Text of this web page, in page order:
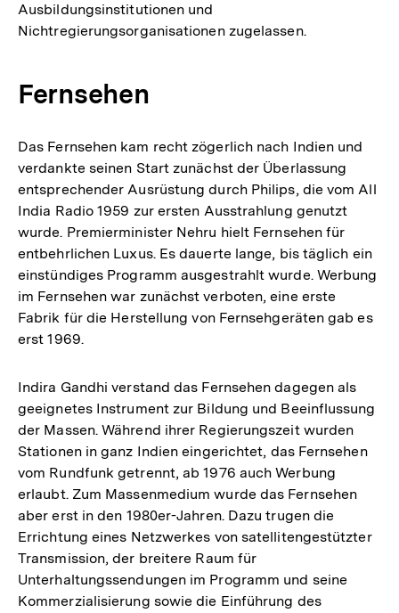
Ausbildungsinstitutionen und
Nichtregierungsorganisationen zugelassen.
Fernsehen
Das Fernsehen kam recht zögerlich nach Indien und
verdankte seinen Start zunächst der Überlassung
entsprechender Ausrüstung durch Philips, die vom All
India Radio 1959 zur ersten Ausstrahlung genutzt
wurde. Premierminister Nehru hielt Fernsehen für
entbehrlichen Luxus. Es dauerte lange, bis täglich ein
einstündiges Programm ausgestrahlt wurde. Werbung
im Fernsehen war zunächst verboten, eine erste
Fabrik für die Herstellung von Fernsehgeräten gab es
erst 1969.
Indira Gandhi verstand das Fernsehen dagegen als
geeignetes Instrument zur Bildung und Beeinflussung
der Massen. Während ihrer Regierungszeit wurden
Stationen in ganz Indien eingerichtet, das Fernsehen
vom Rundfunk getrennt, ab 1976 auch Werbung
erlaubt. Zum Massenmedium wurde das Fernsehen
aber erst in den 1980er-Jahren. Dazu trugen die
Errichtung eines Netzwerkes von satellitengestützter
Transmission, der breitere Raum für
Unterhaltungssendungen im Programm und seine
Kommerzialisierung sowie die Einführung des